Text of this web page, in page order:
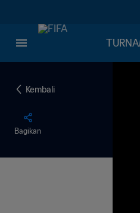
Kembali
Bagikan